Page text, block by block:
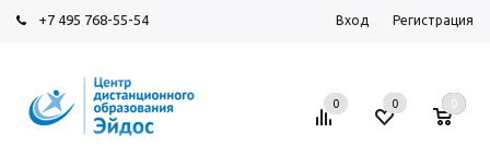
+7 495 768-55-54 Вход Регистрация
0 0 0